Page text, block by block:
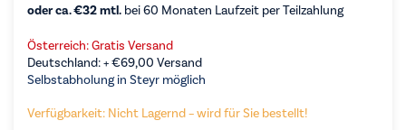
oder ca. €32 mtl. bei 60 Monaten Laufzeit per Teilzahlung
Österreich: Gratis Versand
Deutschland: +€69,00 Versand
Selbstabholung in Steyr möglich
Verfügbarkeit: Nicht Lagernd – wird für Sie bestellt!